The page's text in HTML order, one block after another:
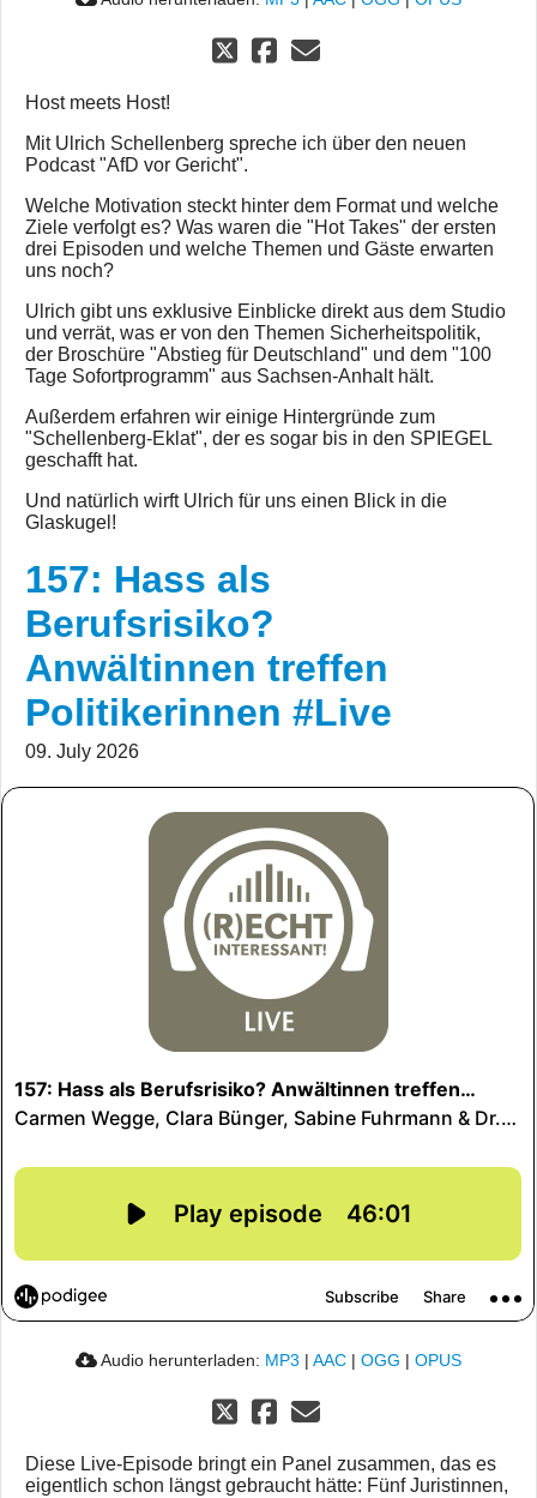
Host meets Host!
Mit Ulrich Schellenberg spreche ich über den neuen
Podcast "AfD vor Gericht".
Welche Motivation steckt hinter dem Format und welche
Ziele verfolgt es? Was waren die "Hot Takes" der ersten
drei Episoden und welche Themen und Gäste erwarten
uns noch?
Ulrich gibt uns exklusive Einblicke direkt aus dem Studio
und verrät, was er von den Themen Sicherheitspolitik,
der Broschüre "Abstieg für Deutschland" und dem "100
Tage Sofortprogramm" aus Sachsen-Anhalt hält.
Außerdem erfahren wir einige Hintergründe zum
"Schellenberg-Eklat", der es sogar bis in den SPIEGEL
geschafft hat.
Und natürlich wirft Ulrich für uns einen Blick in die
Glaskugel!
157: Hass als
Berufsrisiko?
Anwältinnen treffen
Politikerinnen #Live
09. July 2026
Audio herunterladen: MP3 | AAC | OGG | OPUS
Diese Live-Episode bringt ein Panel zusammen, das es
eigentlich schon längst gebraucht hätte: Fünf Juristinnen,